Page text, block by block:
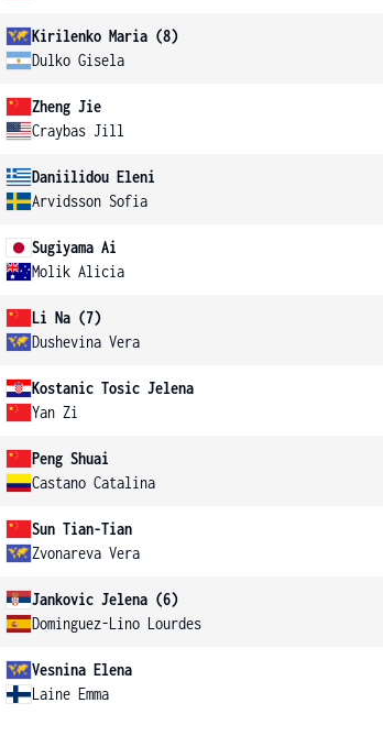
Kirilenko Maria (8)
Dulko Gisela
Zheng Jie
Craybas Jill
Daniilidou Eleni
Arvidsson Sofia
Sugiyama Ai
Molik Alicia
Li Na (7)
Dushevina Vera
Kostanic Tosic Jelena
Yan Zi
Peng Shuai
Castano Catalina
Sun Tian-Tian
Zvonareva Vera
Jankovic Jelena (6)
Dominguez-Lino Lourdes
Vesnina Elena
Laine Emma